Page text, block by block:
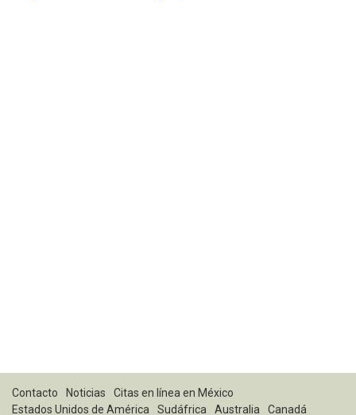
Contacto Noticias
Citas en línea en México
Estados Unidos de América
Sudáfrica Australia Canadá